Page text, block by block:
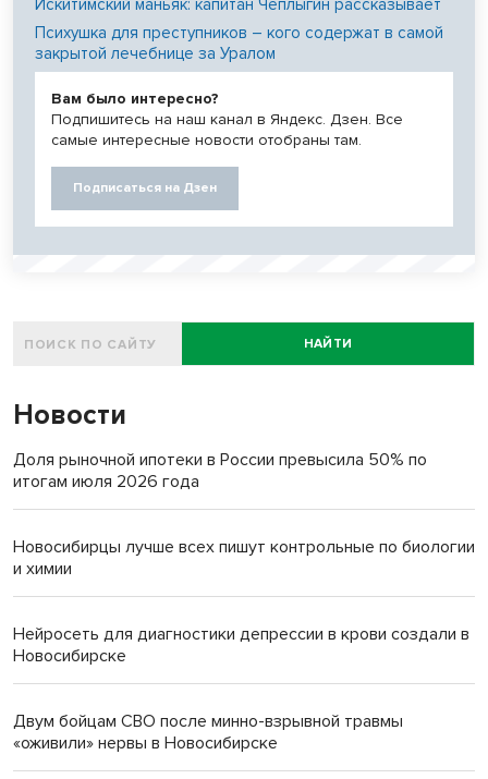
Искитимский маньяк: капитан Чеплыгин рассказывает
Психушка для преступников – кого содержат в самой
закрытой лечебнице за Уралом
Вам было интересно?
Подпишитесь на наш канал в Яндекс. Дзен. Все
самые интересные новости отобраны там.
Подписаться на Дзен
НАЙТИ
Новости
Доля рыночной ипотеки в России превысила 50% по
итогам июля 2026 года
Новосибирцы лучше всех пишут контрольные по биологии
и химии
Нейросеть для диагностики депрессии в крови создали в
Новосибирске
Двум бойцам СВО после минно-взрывной травмы
«оживили» нервы в Новосибирске